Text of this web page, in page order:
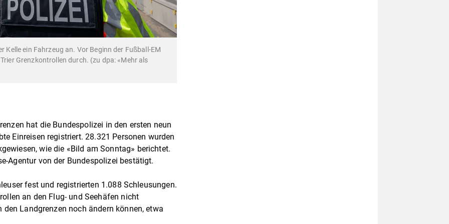
ein Fahrzeug an. Vor Beginn der Fußball-EM
Grenzkontrollen durch. (zu dpa: «Mehr als
hat die Bundespolizei in den ersten neun
Einreisen registriert. 28.321 Personen wurden
wie die «Bild am Sonntag» berichtet.
Agentur von der Bundespolizei bestätigt.
fest und registrierten 1.088 Schleusungen.
an den Flug- und Seehäfen nicht
Landgrenzen noch ändern können, etwa